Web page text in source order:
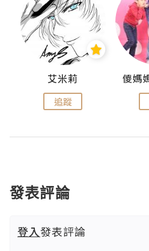
艾米莉
追蹤
發表評論
登入發表評論